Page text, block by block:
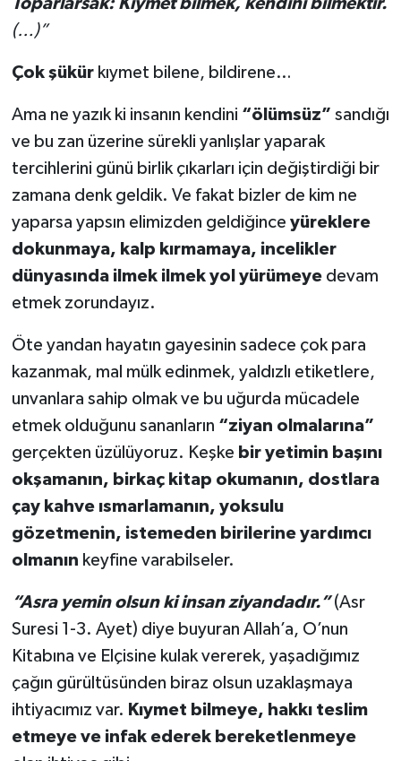
(…)”
Çok şükürkıymet bilene, bildirene…
Ama ne yazık ki insanın kendini “ölümsüz” sandığı
ve bu zan üzerine sürekli yanlışlar yaparak
tercihlerini günü birlik çıkarları için değiştirdiği bir
zamana denk geldik. Ve fakat bizler de kim ne
yaparsa yapsın elimizden geldiğince yüreklere
dokunmaya, kalp kırmamaya, incelikler
dünyasında ilmek ilmek yol yürümeye devam
etmek zorundayız.
Öte yandan hayatın gayesinin sadece çok para
kazanmak, mal mülk edinmek, yaldızlı etiketlere,
unvanlara sahip olmak ve bu uğurda mücadele
etmek olduğunu sananların “ziyan olmalarına”
gerçekten üzülüyoruz. Keşke bir yetimin başını
okşamanın, birkaç kitap okumanın, dostlara
çay kahve ısmarlamanın, yoksulu
gözetmenin, istemeden birilerine yardımcı
olmanın keyfine varabilseler.
“Asra yemin olsun ki insan ziyandadır.”(Asr
Suresi 1-3. Ayet) diye buyuran Allah’a, O’nun
Kitabına ve Elçisine kulak vererek, yaşadığımız
çağın gürültüsünden biraz olsun uzaklaşmaya
ihtiyacımız var. Kıymet bilmeye, hakkı teslim
etmeye ve infak ederek bereketlenmeye